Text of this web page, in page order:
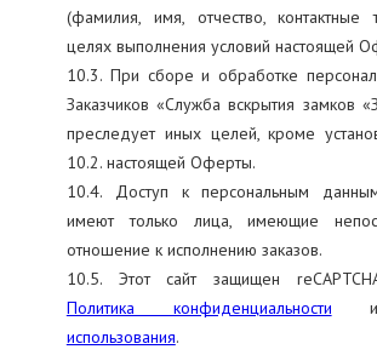
(фамилия, имя, отчество,
целях выполнения условий настоящей
10.3. При сборе и обработке
Заказчиков «Служба вскрытия замков
преследует иных целей, кроме
10.2. настоящей Оферты.
10.4. Доступ к персональным
имеют только лица, имеющие
отношение к исполнению заказов.
10.5. Этот сайт защищен
Политика конфиденциальности
использования.